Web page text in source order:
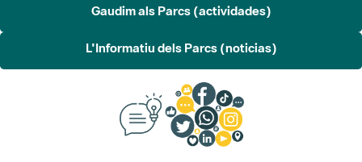
Gaudim als Parcs (actividades)
L'Informatiu dels Parcs (noticias)